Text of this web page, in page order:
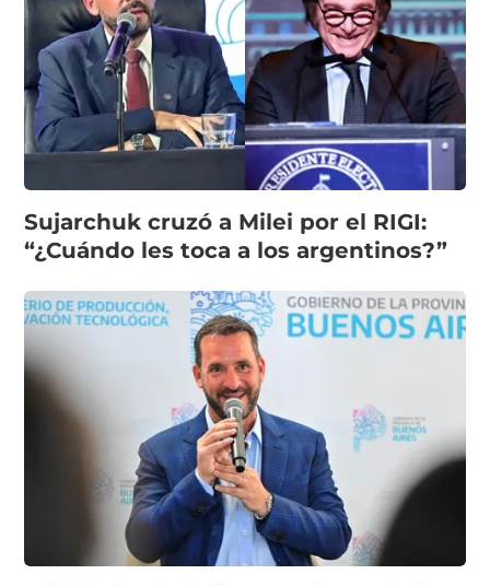
Sujarchuk cruzó a Milei por el RIGI:
“¿Cuándo les toca a los argentinos?”